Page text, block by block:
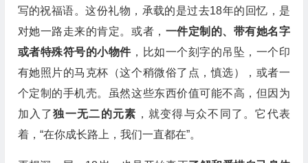
写的祝福语。这份礼物，承载的是过去18年的回忆，是
对她一路走来的肯定。或者， 一件定制的、带有她名字
或者特殊符号的小物件，比如一个刻字的吊坠，一个印
有她照片的马克杯（这个稍微俗了点，慎选），或者一
个定制的手机壳。虽然这些东西价值可能不高，但因为
加入了独一无二的元素 ，就变得与众不同了。它代表
着，“在你成长路上，我们一直都在”。